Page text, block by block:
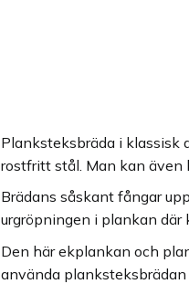
Planksteksbräda i klassisk
rostfritt stål. Man kan även
Brädans såskant fångar
urgröpningen i plankan där
Den här ekplankan och
använda planksteksbrädan